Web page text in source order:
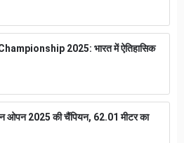
2025: भारत में ऐतिहासिक
ओपन 2025 की चैंपियन, 62.01 मीटर का